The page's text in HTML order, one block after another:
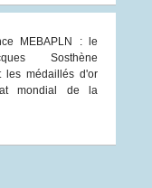
MEBAPLN : le
Sosthène
les médaillés d'or
mondial de la